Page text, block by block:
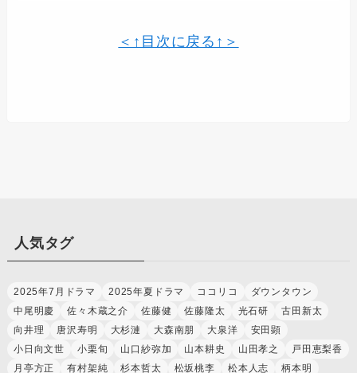
＜↑目次に戻る↑＞
人気タグ
2025年7月ドラマ 2025年夏ドラマ ココリコ
ダウンタウン
中尾明慶
佐々木蔵之介 佐藤健 佐藤隆太 光石研
古田新太
向井理
唐沢寿明 大杉漣 大森南朋 大泉洋
安田顕
小日向文世
小栗旬 山口紗弥加 山本耕史 山田孝之
戸田恵梨香
月亭方正
有村架純 杉本哲太 松坂桃李 松本人志 柄本明